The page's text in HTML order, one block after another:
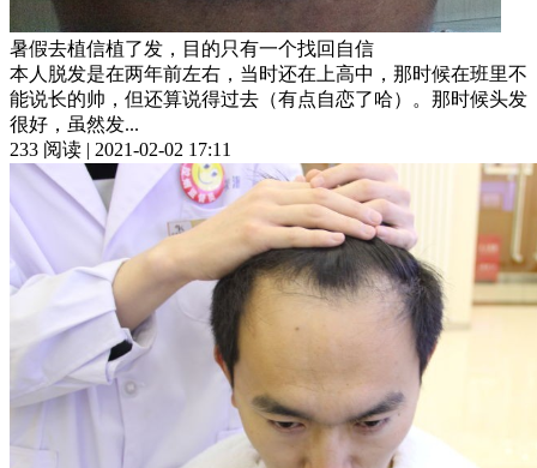
暑假去植信植了发，目的只有一个找回自信
本人脱发是在两年前左右，当时还在上高中，那时候在班里不
能说长的帅，但还算说得过去（有点自恋了哈）。那时候头发
很好，虽然发...
233 阅读 | 2021-02-02 17:11